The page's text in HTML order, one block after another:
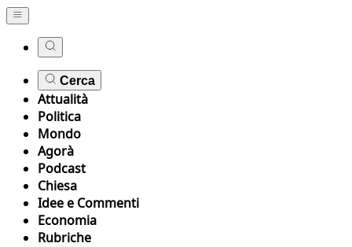
Cerca
Attualità
Politica
Mondo
Agorà
Podcast
Chiesa
Idee e Commenti
Economia
Rubriche